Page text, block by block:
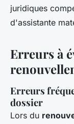
juridiques
d'assistante
Erreurs à
Erreurs
dossier
Lors du